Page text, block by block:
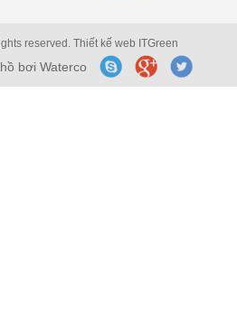
reserved. Thiết kế web ITGreen